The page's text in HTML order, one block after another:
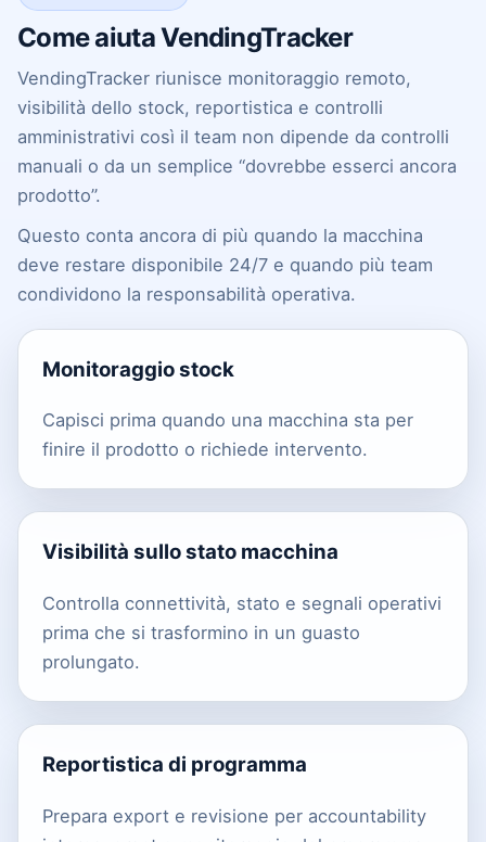
Come aiuta VendingTracker
VendingTracker riunisce monitoraggio remoto,
visibilità dello stock, reportistica e controlli
amministrativi così il team non dipende da controlli
manuali o da un semplice “dovrebbe esserci ancora
prodotto”.
Questo conta ancora di più quando la macchina
deve restare disponibile 24/7 e quando più team
condividono la responsabilità operativa.
Monitoraggio stock
Capisci prima quando una macchina sta per
finire il prodotto o richiede intervento.
Visibilità sullo stato macchina
Controlla connettività, stato e segnali operativi
prima che si trasformino in un guasto
prolungato.
Reportistica di programma
Prepara export e revisione per accountability